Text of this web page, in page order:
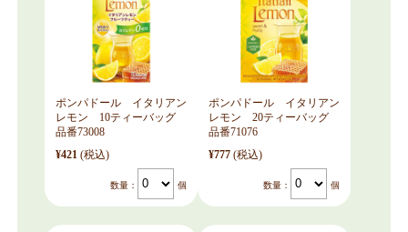
ポンパドール イタリアン
レモン 10ティーバッグ
品番73008
¥421 (税込)
数量： 個
ポンパドール イタリアン
レモン 20ティーバッグ
品番71076
¥777 (税込)
数量： 個